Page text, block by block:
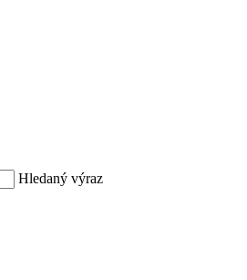
Hledaný výraz